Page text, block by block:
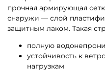
прочная армирующая
снаружи — слой
защитным лаком. Такая
полную
устойчивость к
нагрузкам